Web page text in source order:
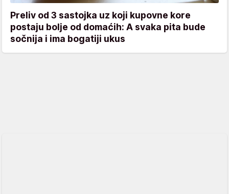
Preliv od 3 sastojka uz koji kupovne kore
postaju bolje od domaćih: A svaka pita bude
sočnija i ima bogatiji ukus